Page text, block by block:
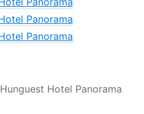
Hunguest Hotel Panorama